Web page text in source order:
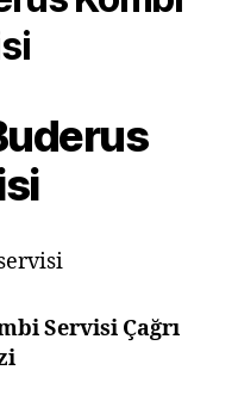
Servisi Çağrı